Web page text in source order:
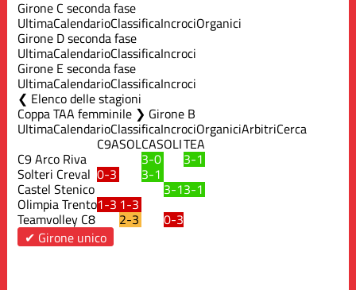
Girone C seconda fase
UltimaCalendarioClassificaIncrociOrganici
Girone D seconda fase
UltimaCalendarioClassificaIncroci
Girone E seconda fase
UltimaCalendarioClassificaIncroci
Elenco delle stagioni
Coppa TAA femminile ❯ Girone B
UltimaCalendarioClassificaIncrociOrganiciArbitriCerca
C9ASOLCASOLITEA
C9 Arco Riva 3-0 3-1
Solteri Creval 0-3 3-1
Castel Stenico 3-13-1
Olimpia Trento1-3 1-3
Teamvolley C8 2-3
0-3
✔ Girone unico